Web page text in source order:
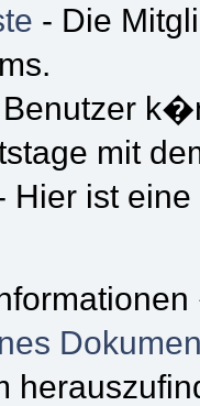
- Die
mit
Hier ist